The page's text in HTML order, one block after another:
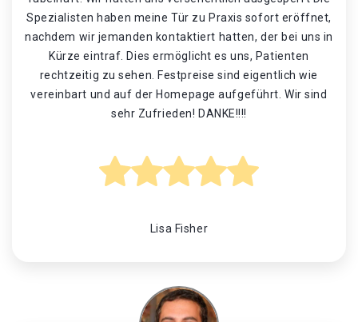
Spezialisten haben meine Tür zu Praxis sofort eröffnet,
nachdem wir jemanden kontaktiert hatten, der bei uns in
Kürze eintraf. Dies ermöglicht es uns, Patienten
rechtzeitig zu sehen. Festpreise sind eigentlich wie
vereinbart und auf der Homepage aufgeführt. Wir sind
sehr Zufrieden! DANKE!!!!
Lisa Fisher